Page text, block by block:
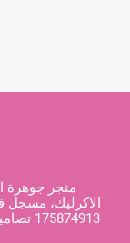
متجر جوهرة